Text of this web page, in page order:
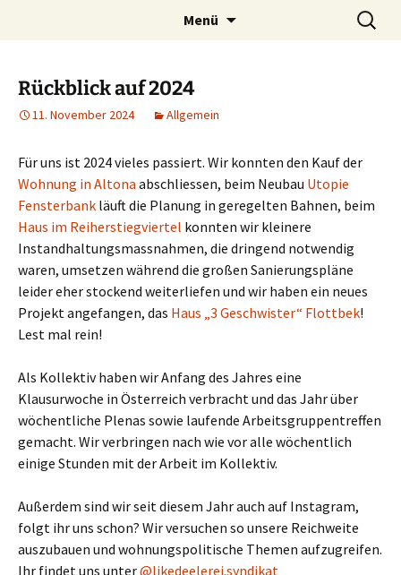
Syndikat für solidarisches Wohnen
Menü
Suchen
nach:
Rückblick auf 2024
11. November 2024 Allgemein
Für uns ist 2024 vieles passiert. Wir konnten den Kauf der
Wohnung in Altona abschliessen, beim Neubau Utopie
Fensterbank läuft die Planung in geregelten Bahnen, beim
Haus im Reiherstiegviertel konnten wir kleinere
Instandhaltungsmassnahmen, die dringend notwendig
waren, umsetzen während die großen Sanierungspläne
leider eher stockend weiterliefen und wir haben ein neues
Projekt angefangen, das Haus „3 Geschwister“ Flottbek!
Lest mal rein!
Als Kollektiv haben wir Anfang des Jahres eine
Klausurwoche in Österreich verbracht und das Jahr über
wöchentliche Plenas sowie laufende Arbeitsgruppentreffen
gemacht. Wir verbringen nach wie vor alle wöchentlich
einige Stunden mit der Arbeit im Kollektiv.
Außerdem sind wir seit diesem Jahr auch auf Instagram,
folgt ihr uns schon? Wir versuchen so unsere Reichweite
auszubauen und wohnungspolitische Themen aufzugreifen.
Ihr findet uns unter@likedeelerei.syndikat